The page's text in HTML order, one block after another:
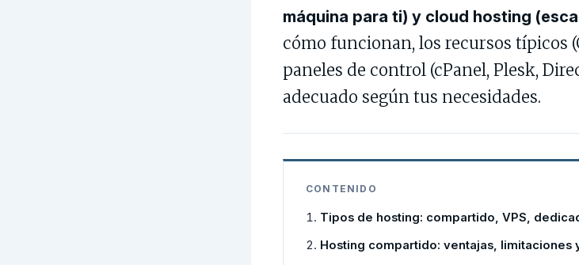
máquina para ti) y cloud hosting
cómo funcionan, los recursos típicos
paneles de control (cPanel, Plesk,
adecuado según tus necesidades.
CONTENIDO
Tipos de hosting: compartido, VPS,
Hosting compartido: ventajas, limitaciones